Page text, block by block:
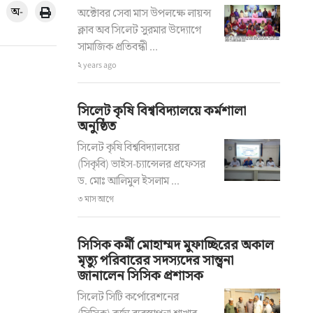
অ-
অক্টোবর সেবা মাস উপলক্ষে লায়ন্স
ক্লাব অব সিলেট সুরমার উদ্যোগে
সামাজিক প্রতিবন্ধী ...
২ years ago
সিলেট কৃষি বিশ্ববিদ্যালয়ে কর্মশালা
অনুষ্ঠিত
সিলেট কৃষি বিশ্ববিদ্যালয়ের
(সিকৃবি) ভাইস-চ্যান্সেলর প্রফেসর
ড. মোঃ আলিমুল ইসলাম ...
৩ মাস আগে
সিসিক কর্মী মোহাম্মদ মুফাচ্ছিরের অকাল
মৃত্যু পরিবারের সদস্যদের সান্ত্বনা
জানালেন সিসিক প্রশাসক
সিলেট সিটি কর্পোরেশনের